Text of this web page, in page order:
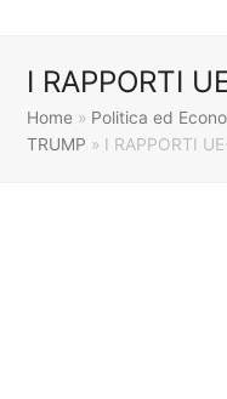
I RAPPORTI
Home » Politica ed
TRUMP » I RAPPORTI